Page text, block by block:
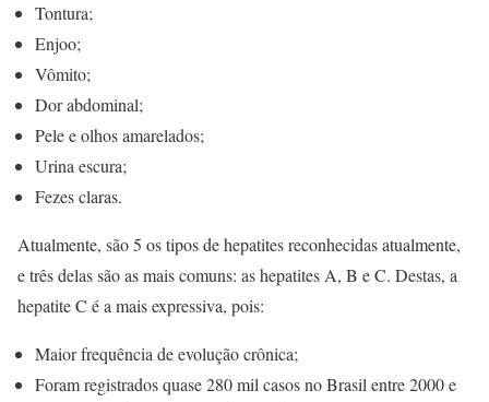
Tontura;
Enjoo;
Vômito;
Dor abdominal;
Pele e olhos amarelados;
Urina escura;
Fezes claras.
Atualmente, são 5 os tipos de hepatites reconhecidas atualmente,
e três delas são as mais comuns: as hepatites A, B e C. Destas, a
hepatite C é a mais expressiva, pois:
Maior frequência de evolução crônica;
Foram registrados quase 280 mil casos no Brasil entre 2000 e